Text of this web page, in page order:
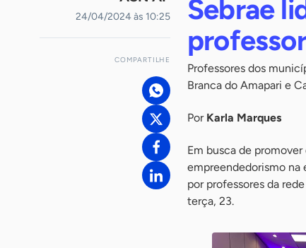
24/04/2024 às 10:25
COMPARTILHE
Sebrae
Professores dos
Branca do Amapari e
Por Karla Marques
Em busca de
empreendedorismo na
por professores da
terça, 23.